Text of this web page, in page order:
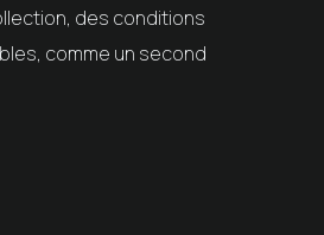
des conditions
comme un second